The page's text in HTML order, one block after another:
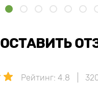
ОСТАВИТЬ
Рейтинг: 4.8